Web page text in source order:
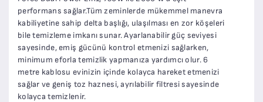
performans sağlar.Tüm zeminlerde mükemmel manevra
kabiliyetine sahip delta başlığı, ulaşılması en zor köşeleri
bile temizleme imkanı sunar. Ayarlanabilir güç seviyesi
sayesinde, emiş gücünü kontrol etmenizi sağlarken,
minimum eforla temizlik yapmanıza yardımcı olur. 6
metre kablosu evinizin içinde kolayca hareket etmenizi
sağlar ve geniş toz haznesi, ayrılabilir filtresi sayesinde
kolayca temizlenir.